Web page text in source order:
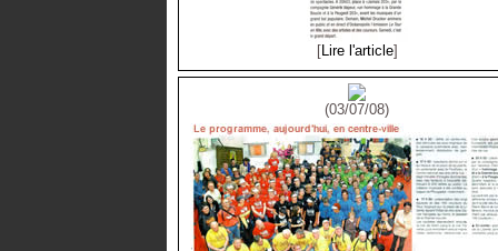
[Lire l'article]
(03/07/08)